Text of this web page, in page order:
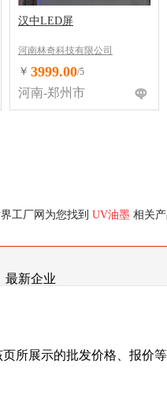
汉中LED屏
河南林奇科技有限公司
￥ 3999.00/5
河南-郑州市
工厂网为您找到 UV油墨 相关
最新企业
所展示的批发价格、报价